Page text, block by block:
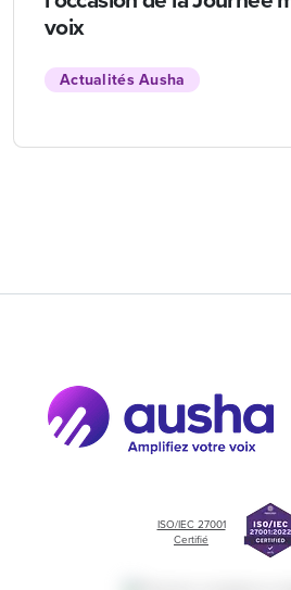
voix
Actualités Ausha
ISO/IEC 27001
Certifié